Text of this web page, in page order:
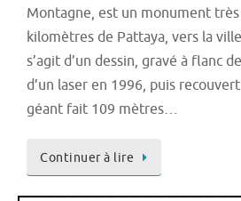
Montagne, est un monument très
kilomètres de Pattaya, vers la
s’agit d’un dessin, gravé à flanc
d’un laser en 1996, puis recouvert
géant fait 109 mètres…
Continuer à lire